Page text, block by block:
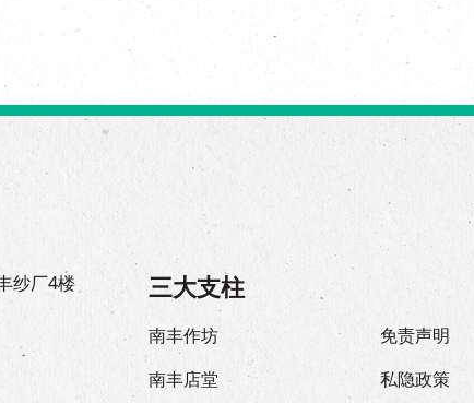
纱厂4楼
三大支柱
南丰作坊
南丰店堂
免责声明
私隐政策